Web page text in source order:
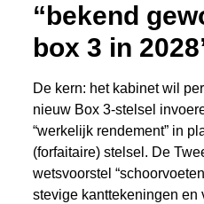
“bekend
box 3 in
De kern: het kabinet wil
nieuw Box 3-stelsel
“werkelijk rendement” in
(forfaitaire) stelsel. De
wetsvoorstel
stevige kanttekeningen en